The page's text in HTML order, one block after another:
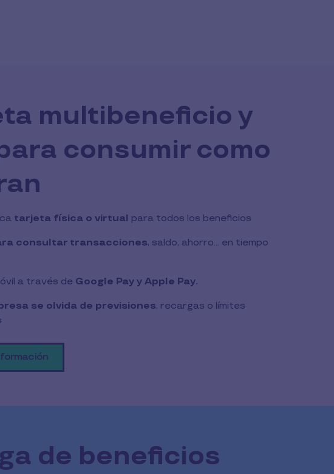
multibeneficio y
consumir como
tarjeta física o virtual para todos los beneficios
consultar transacciones, saldo, ahorro... en tiempo
a través de Google Pay y Apple Pay.
se olvida de previsiones, recargas o límites
de beneficios